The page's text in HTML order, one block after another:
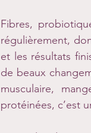
Fibres,
régulièrement,
et les résultats
de beaux
musculaire,
protéinées, c’est